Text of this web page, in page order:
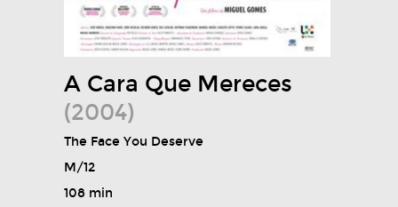
A Cara Que Mereces
(2004)
The Face You Deserve
M/12
108 min